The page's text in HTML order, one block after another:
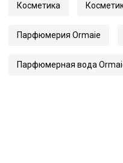
Косметика
Парфюмерия Ormaie
Парфюмерная вода